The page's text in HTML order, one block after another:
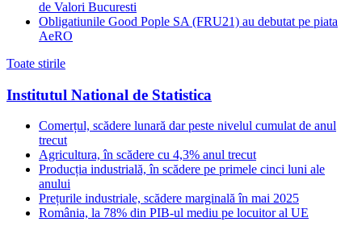
de Valori Bucuresti
Obligatiunile Good Pople SA (FRU21) au debutat pe piata
AeRO
Toate stirile
Institutul National de Statistica
Comerțul, scădere lunară dar peste nivelul cumulat de anul
trecut
Agricultura, în scădere cu 4,3% anul trecut
Producția industrială, în scădere pe primele cinci luni ale
anului
Prețurile industriale, scădere marginală în mai 2025
România, la 78% din PIB-ul mediu pe locuitor al UE